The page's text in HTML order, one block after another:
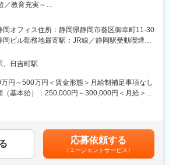
剤師や看護師と話す機会も多いため学ぶこと
類の整理力：
したり、書類をまとめたりする仕事もありま
い方や、正確に記録する力が身につきます。
力：
、薬剤師など、いろんな職種の人と協力して
ムワークの大切さを学べます。
間程度、産休育休の取得実績も多数あり、育児
／教育充実～
向上させるべく新しい治療法を開発する必要が
治験を実施する際の被験者および医療機関のサ
コーディネーター（CRC）を募集しています。
る患者さんへの内容説明補助、ケア／相談
補助
ジュール調整、治験データの管理 など
託されている医療機関で、自宅からの直行直帰
る患者さんに対して薬を届けられ、最前線で治
スタッフのサポートを行え、無事に治験が終了
岡オフィス住所：静岡県静岡市葵区御幸町11-30
岡ビル勤務地最寄駅：JR線／静岡駅受動喫煙対
変更の範囲：会社の定める事業所
、日吉町駅
円～500万円＜賃金形態＞月給制補足事項なし
（基本給）：250,000円～300,000円＜月給＞
応募依頼する
（エージェントサービス）